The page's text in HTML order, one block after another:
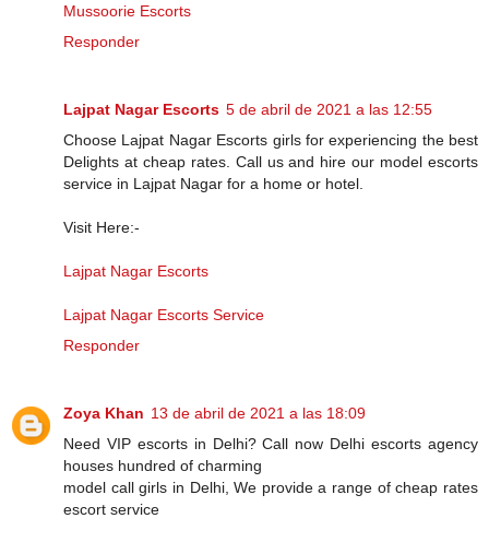
Mussoorie Escorts
Responder
Lajpat Nagar Escorts 5 de abril de 2021 a las 12:55
Choose Lajpat Nagar Escorts girls for experiencing the best
Delights at cheap rates. Call us and hire our model escorts
service in Lajpat Nagar for a home or hotel.
Visit Here:-
Lajpat Nagar Escorts
Lajpat Nagar Escorts Service
Responder
Zoya Khan 13 de abril de 2021 a las 18:09
Need VIP escorts in Delhi? Call now Delhi escorts agency
houses hundred of charming
model call girls in Delhi, We provide a range of cheap rates
escort service